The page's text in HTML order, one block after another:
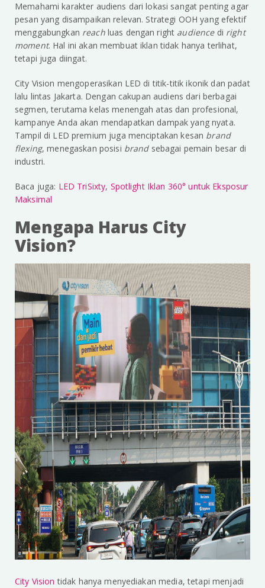
Memahami karakter audiens dari lokasi sangat penting agar
pesan yang disampaikan relevan. Strategi OOH yang efektif
menggabungkan reach luas dengan right audience di right
moment. Hal ini akan membuat iklan tidak hanya terlihat,
tetapi juga diingat.
City Vision mengoperasikan LED di titik-titik ikonik dan padat
lalu lintas Jakarta. Dengan cakupan audiens dari berbagai
segmen, terutama kelas menengah atas dan profesional,
kampanye Anda akan mendapatkan dampak yang nyata.
Tampil di LED premium juga menciptakan kesan brand
flexing, menegaskan posisi brand sebagai pemain besar di
industri.
Baca juga: LED TriSixty, Spotlight Iklan 360° untuk Eksposur
Maksimal
Mengapa Harus City
Vision?
City Vision tidak hanya menyediakan media, tetapi menjadi